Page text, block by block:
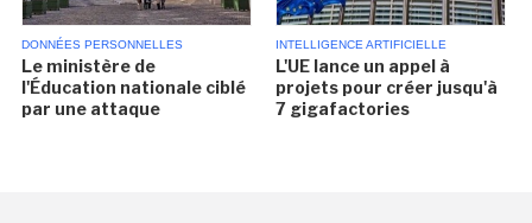
DONNÉES PERSONNELLES
Le ministère de
l'Éducation nationale ciblé
par une attaque
INTELLIGENCE ARTIFICIELLE
L'UE lance un appel à
projets pour créer jusqu'à
7 gigafactories